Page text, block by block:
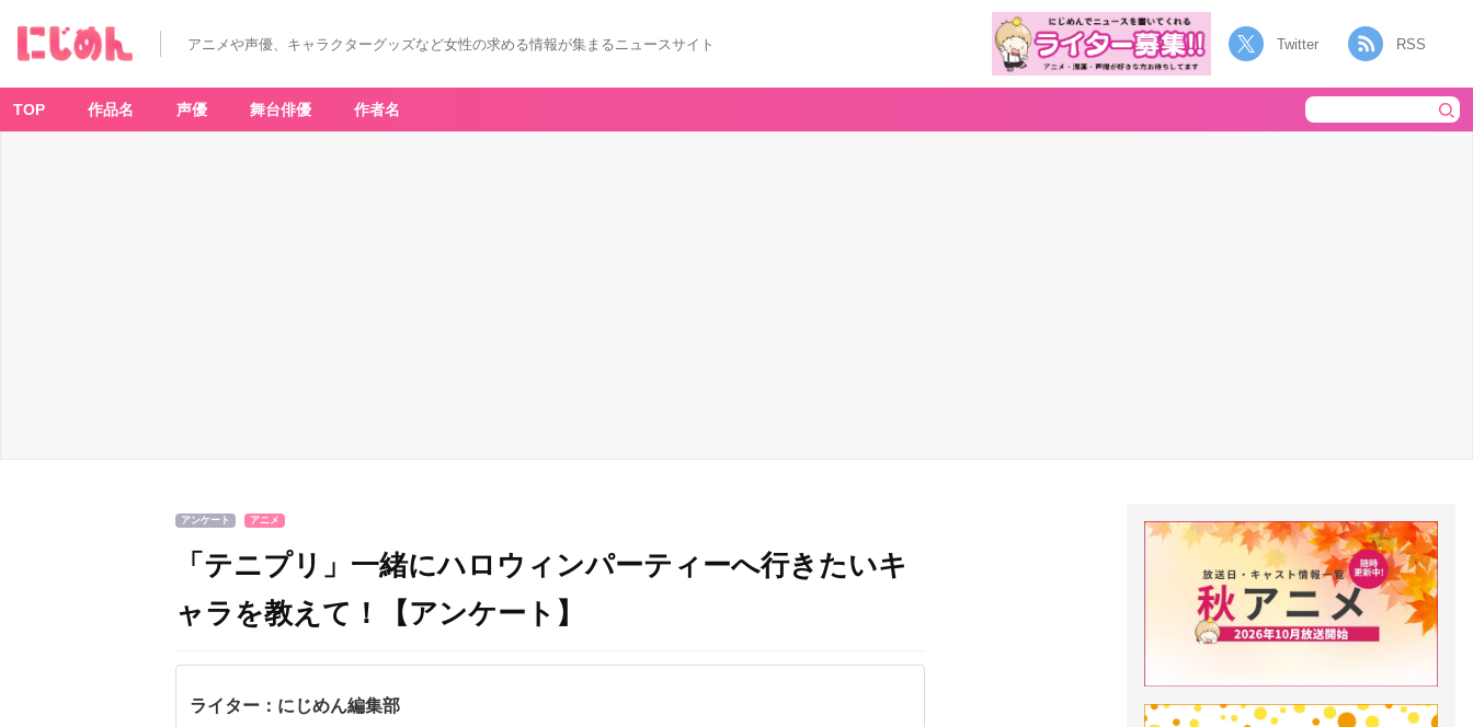
アニメや声優、キャラクターグッズなど女性の求める情報が集まるニュースサイト Twitter RSS
TOP 作品名 声優 舞台俳優 作者名
アンケート アニメ
「テニプリ」一緒にハロウィンパーティーへ行きたいキ
ャラを教えて！【アンケート】
ライター：にじめん編集部